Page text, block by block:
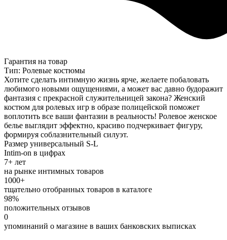
Гарантия на товар
Тип: Ролевые костюмы
Хотите сделать интимную жизнь ярче, желаете побаловать
любимого новыми ощущениями, а может вас давно будоражит
фантазия с прекрасной служительницей закона? Женский
костюм для ролевых игр в образе полицейской поможет
воплотить все ваши фантазии в реальность! Ролевое женское
белье выглядит эффектно, красиво подчеркивает фигуру,
формируя соблазнительный силуэт.
Размер универсальный S-L
Intim-on в цифрах
7+ лет
на рынке интимных товаров
1000+
тщательно отобранных товаров в каталоге
98%
положительных отзывов
0
упоминаний о магазине в ваших банковских выписках